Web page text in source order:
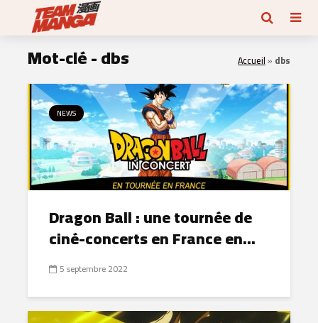
Mot-clé - dbs Accueil» dbs
NEWS
Dragon Ball : une tournée de
ciné-concerts en France en...
5 septembre 2022